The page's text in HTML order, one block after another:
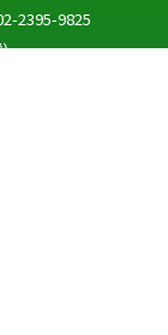
2395-9825